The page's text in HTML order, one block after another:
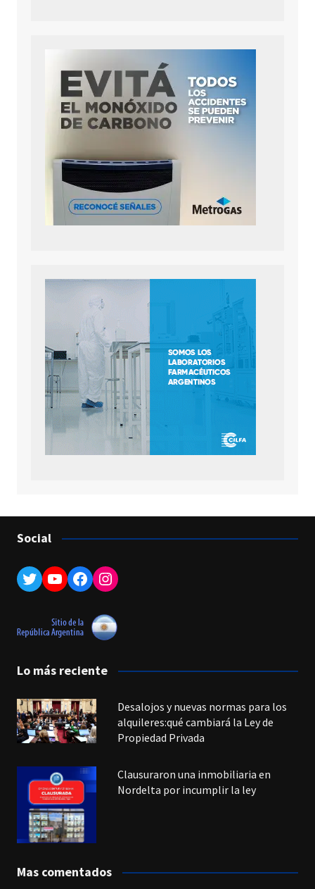
Social
Twitter
YouTube
Facebook
Instagram
Lo más reciente
Desalojos y nuevas normas para los
alquileres:qué cambiará la Ley de
Propiedad Privada
Clausuraron una inmobiliaria en
Nordelta por incumplir la ley
Mas comentados